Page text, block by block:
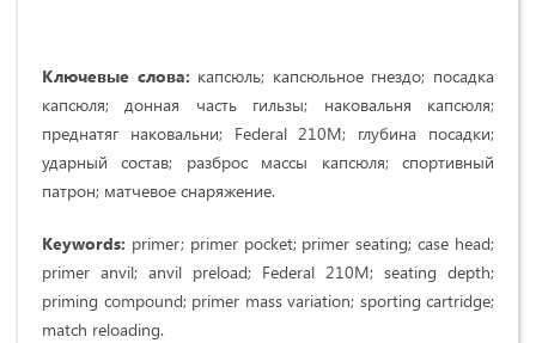
Ключевые слова: капсюль; капсюльное гнездо; посадка
капсюля; донная часть гильзы; наковальня капсюля;
преднатяг наковальни; Federal 210M; глубина посадки;
ударный состав; разброс массы капсюля; спортивный
патрон; матчевое снаряжение.
Keywords: primer; primer pocket; primer seating; case head;
primer anvil; anvil preload; Federal 210M; seating depth;
priming compound; primer mass variation; sporting cartridge;
match reloading.